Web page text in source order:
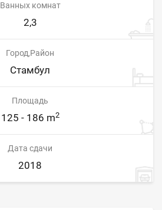
Ванных комнат
2,3
Город,Район
Стамбул
Площадь
125 - 186 m2
Дата сдачи
2018